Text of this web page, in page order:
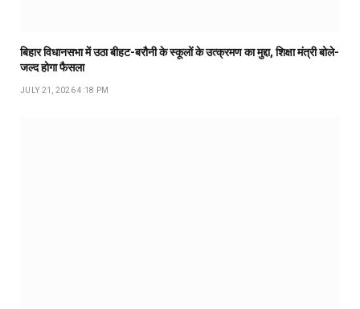
बिहार विधानसभा में उठा बीहट-बरौनी के स्कूलों के उत्क्रमण का मुद्दा, शिक्षा मंत्री बोले-
जल्द होगा फैसला
JULY 21, 2026 4:18 PM